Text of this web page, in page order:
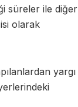
süreler ile diğer
olarak
yargı